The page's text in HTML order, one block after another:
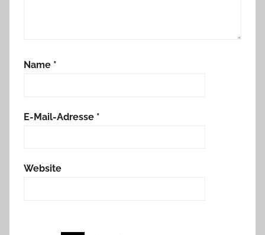
Name *
E-Mail-Adresse *
Website